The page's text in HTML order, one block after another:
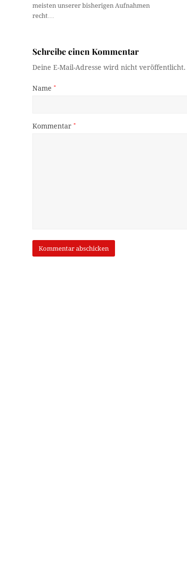
meisten unserer bisherigen Aufnahmen
recht…
Schreibe einen Kommentar
Deine E-Mail-Adresse wird nicht veröffentlicht.
Name*
Kommentar*